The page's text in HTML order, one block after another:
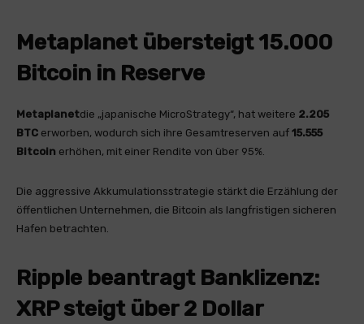
Metaplanet übersteigt 15.000
Bitcoin in Reserve
Metaplanetdie „japanische MicroStrategy“, hat weitere 2.205
BTC erworben, wodurch sich ihre Gesamtreserven auf 15.555
Bitcoin erhöhen, mit einer Rendite von über 95%.
Die aggressive Akkumulationsstrategie stärkt die Erzählung der
öffentlichen Unternehmen, die Bitcoin als langfristigen sicheren
Hafen betrachten.
Ripple beantragt Banklizenz:
XRP steigt über 2 Dollar